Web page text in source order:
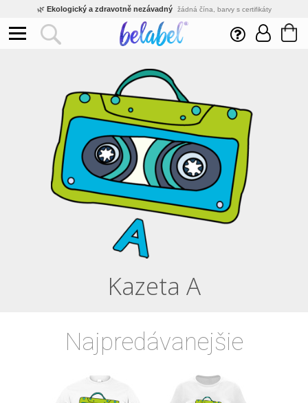
🌿 Ekologický a zdravotně nezávadný žádná čína, barvy s certifikáty
Inovativní výroba vlastní vývoj, nejnovější technologie
Rychlé dodání expedujeme do 24h
Kvalita pod kontrolou jsme přímý výrobce, žádný zprostředkovatel
Eshop s tradicí od roku 2010 tisíce spokojených zákazníků
Kazeta A
Najpredávanejšie